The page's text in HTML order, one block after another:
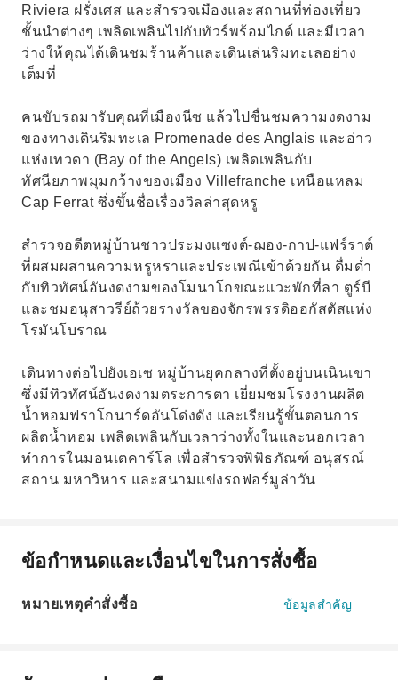
Riviera ฝรั่งเศส และสำรวจเมืองและสถานที่ท่องเที่ยว
ชั้นนำต่างๆ เพลิดเพลินไปกับทัวร์พร้อมไกด์ และมีเวลา
ว่างให้คุณได้เดินชมร้านค้าและเดินเล่นริมทะเลอย่าง
เต็มที่
คนขับรถมารับคุณที่เมืองนีซ แล้วไปชื่นชมความงดงาม
ของทางเดินริมทะเล Promenade des Anglais และอ่าว
แห่งเทวดา (Bay of the Angels) เพลิดเพลินกับ
ทัศนียภาพมุมกว้างของเมือง Villefranche เหนือแหลม
Cap Ferrat ซึ่งขึ้นชื่อเรื่องวิลล่าสุดหรู
สำรวจอดีตหมู่บ้านชาวประมงแซงต์-ฌอง-กาป-แฟร์ราต์
ที่ผสมผสานความหรูหราและประเพณีเข้าด้วยกัน ดื่มด่ำ
กับทิวทัศน์อันงดงามของโมนาโกขณะแวะพักที่ลา ตูร์บี
และชมอนุสาวรีย์ถ้วยรางวัลของจักรพรรดิออกัสตัสแห่ง
โรมันโบราณ
เดินทางต่อไปยังเอเซ หมู่บ้านยุคกลางที่ตั้งอยู่บนเนินเขา
ซึ่งมีทิวทัศน์อันงดงามตระการตา เยี่ยมชมโรงงานผลิต
น้ำหอมฟราโกนาร์ดอันโด่งดัง และเรียนรู้ขั้นตอนการ
ผลิตน้ำหอม เพลิดเพลินกับเวลาว่างทั้งในและนอกเวลา
ทำการในมอนเตคาร์โล เพื่อสำรวจพิพิธภัณฑ์ อนุสรณ์
สถาน มหาวิหาร และสนามแข่งรถฟอร์มูล่าวัน
ข้อกำหนดและเงื่อนไขในการสั่งซื้อ
หมายเหตุคำสั่งซื้อ ข้อมูลสำคัญ